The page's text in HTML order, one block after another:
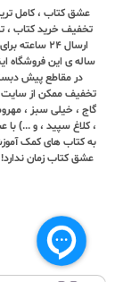
عشق کتاب ، کامل
تخفیف خرید کتاب ،
ارسال ٢٤
ساله ی این فروشگاه
در مقاطع پیش
تخفیف ممکن از سایت
گاج ، خیلی سبز ،
، کلاغ سپید ، و ...)
به کتاب های کمک
عشق کتاب زمان